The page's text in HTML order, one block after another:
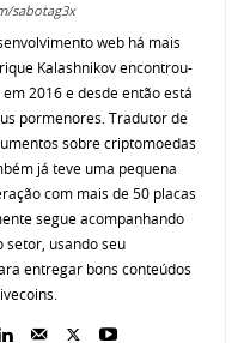
sabotag3x
web há mais
Kalashnikov encontrou-
2016 e desde então está
pormenores. Tradutor de
sobre criptomoedas
já teve uma pequena
com mais de 50 placas
segue acompanhando
setor, usando seu
entregar bons conteúdos